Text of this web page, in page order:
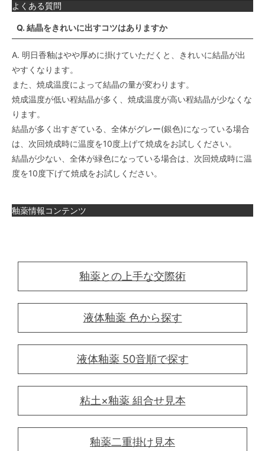
よくある質問
Q. 結晶をきれいに出すコツはありますか
A. 明日香釉はやや厚めに掛けていただくと、きれいに結晶が出
やすくなります。
また、焼成温度によって結晶の量が変わります。
焼成温度が低い程結晶が多く、焼成温度が高い程結晶が少なくな
ります。
結晶が多く出すぎている、全体がグレー(銀色)になっている場合
は、次回焼成時に温度を10度上げて焼成をお試しください。
結晶が少ない、全体が緑色になっている場合は、次回焼成時に温
度を10度下げて焼成をお試しください。
釉薬情報コンテンツ
釉薬との上手な交際術
液体釉薬 色から探す
液体釉薬 50音順で探す
粘土×釉薬 組合せ見本
釉薬二重掛け見本